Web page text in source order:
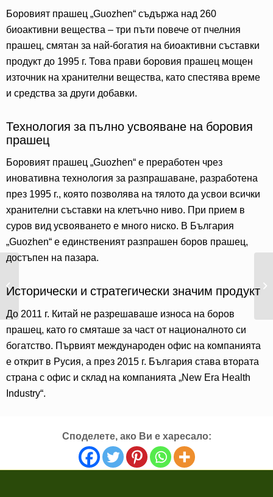
Боровият прашец „Guozhen“ съдържа над 260
биоактивни вещества – три пъти повече от пчелния
прашец, смятан за най-богатия на биоактивни съставки
продукт до 1995 г. Това прави боровия прашец мощен
източник на хранителни вещества, като спестява време
и средства за други добавки.
Технология за пълно усвояване на боровия
прашец
Боровият прашец „Guozhen“ е преработен чрез
иновативна технология за разпрашаване, разработена
през 1995 г., която позволява на тялото да усвои всички
хранителни съставки на клетъчно ниво. При прием в
суров вид усвояването е много ниско. В България
„Guozhen“ е единственият разпрашен боров прашец,
достъпен на пазара.
Исторически и стратегически значим продукт
До 2011 г. Китай не разрешаваше износа на боров
прашец, като го смяташе за част от националното си
богатство. Първият международен офис на компанията
е открит в Русия, а през 2015 г. България става втората
страна с офис и склад на компанията „New Era Health
Industry“.
Споделете, ако Ви е харесало:
изследвания и...